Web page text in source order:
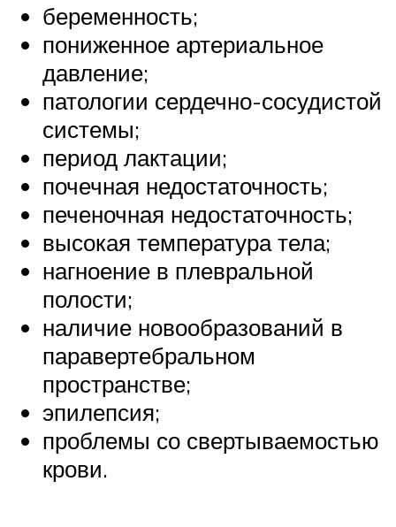
беременность;
пониженное артериальное
давление;
патологии сердечно-сосудистой
системы;
период лактации;
почечная недостаточность;
печеночная недостаточность;
высокая температура тела;
нагноение в плевральной
полости;
наличие новообразований в
паравертебральном
пространстве;
эпилепсия;
проблемы со свертываемостью
крови.